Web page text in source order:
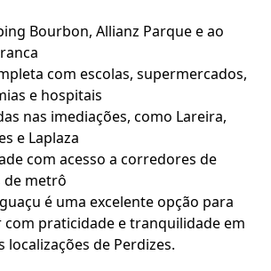
Bourbon, Allianz Parque e ao
com escolas, supermercados,
e hospitais
nas imediações, como Lareira,
e Laplaza
com acesso a corredores de
de metrô
é uma excelente opção para
com praticidade e tranquilidade em
localizações de Perdizes.